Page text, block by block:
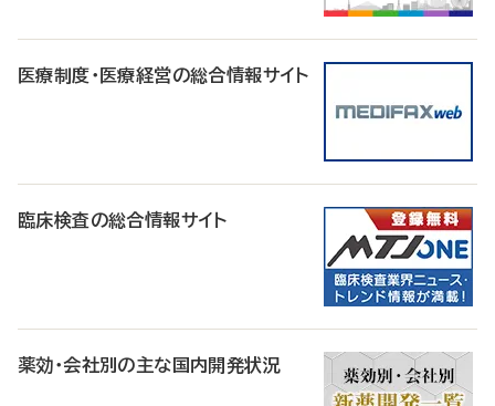
医療制度・医療経営の総合情報サイト
臨床検査の総合情報サイト
薬効・会社別の主な国内開発状況